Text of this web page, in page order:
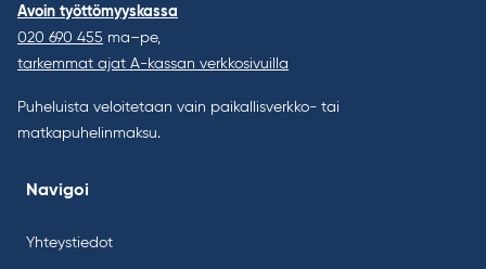
Avoin työttömyyskassa
020 690 455 ma–pe,
tarkemmat ajat A-kassan verkkosivuilla
Puheluista veloitetaan vain paikallisverkko- tai
matkapuhelinmaksu.
Navigoi
Yhteystiedot